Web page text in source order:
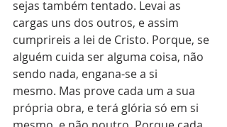
sejas também tentado. Levai as
cargas uns dos outros, e assim
cumprireis a lei de Cristo. Porque, se
alguém cuida ser alguma coisa, não
sendo nada, engana-se a si
mesmo. Mas prove cada um a sua
própria obra, e terá glória só em si